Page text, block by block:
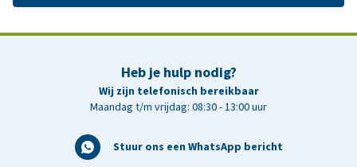
Heb je hulp nodig?
Wij zijn telefonisch bereikbaar
Maandag t/m vrijdag: 08:30 - 13:00 uur
Stuur ons een WhatsApp bericht